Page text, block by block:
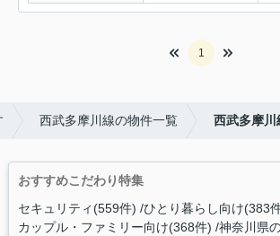
1
西武多摩川線の物件一覧 西武多摩川
おすすめこだわり特集
セキュリティ(559件) ひとり暮らし向け(383
カップル・ファミリー向け(368件) 神奈川県